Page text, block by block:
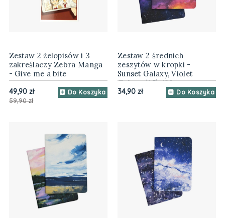
Zestaw 2 żelopisów i 3
zakreślaczy Zebra Manga
- Give me a bite
49,90 zł
59,90 zł
Do Koszyka
Zestaw 2 średnich
zeszytów w kropki -
Sunset Galaxy, Violet
Galaxy (A5), 120 gsm
34,90 zł Do Koszyka